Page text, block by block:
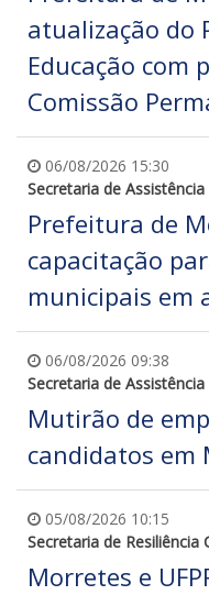
atualização do
Educação com
Comissão
06/08/2026 15:30
Secretaria de Assistência
Prefeitura de
capacitação
municipais em
06/08/2026 09:38
Secretaria de Assistência
Mutirão de
candidatos em
05/08/2026 10:15
Secretaria de Resiliência
Morretes e